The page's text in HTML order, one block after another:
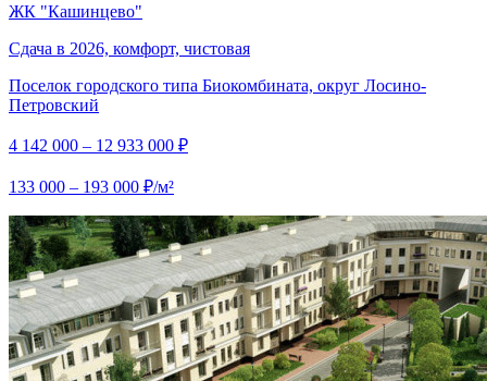
ЖК "Кашинцево"
Сдача в 2026, комфорт, чистовая
Поселок городского типа Биокомбината, округ Лосино-
Петровский
4 142 000 – 12 933 000 ₽
133 000 – 193 000 ₽/м²